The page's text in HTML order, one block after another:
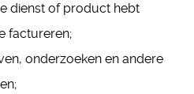
dienst of product hebt
factureren;
onderzoeken en andere